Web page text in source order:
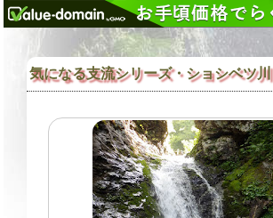
気になる支流シリーズ・ショシベツ川